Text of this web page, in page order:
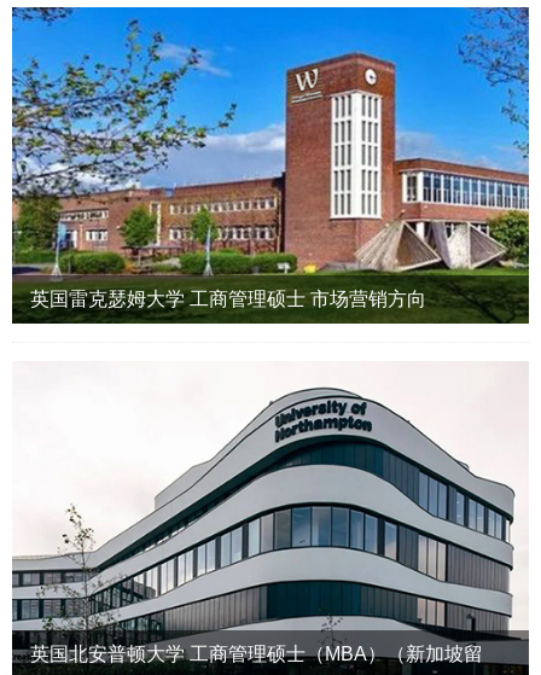
英国雷克瑟姆大学 工商管理硕士 市场营销方向
英国北安普顿大学 工商管理硕士（MBA）（新加坡留